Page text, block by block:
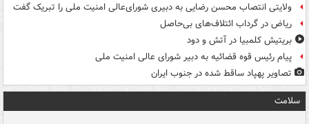
ولایتی انتصاب محسن رضایی به دبیری شورای‌عالی امنیت ملی را تبریک گفت
ریاض در گرداب ائتلاف‌های بی‌حاصل
بریتیش کلمبیا در آتش و دود
پیام رئیس قوه قضائیه به دبیر شورای عالی امنیت ملی
تصاویر پهپاد ساقط شده در جنوب ایران
سلامت